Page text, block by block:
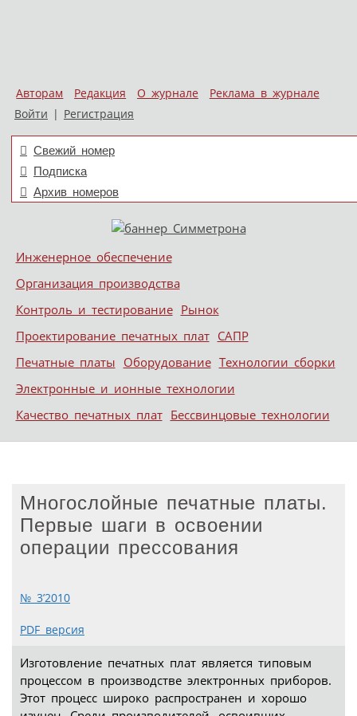
Авторам Редакция О журнале
Реклама в журнале
Войти | Регистрация
Свежий номер
Подписка
Архив номеров
Меню
Skip to content
Инженерное обеспечение
Организация производства
Контроль и тестирование Рынок
Проектирование печатных плат САПР
Печатные платы Оборудование Технологии сборки
Электронные и ионные технологии
Качество печатных плат Бессвинцовые технологии
Многослойные печатные платы.
Первые шаги в освоении
операции прессования
№ 3’2010
PDF версия
Изготовление печатных плат является типовым
процессом в производстве электронных приборов.
Этот процесс широко распространен и хорошо